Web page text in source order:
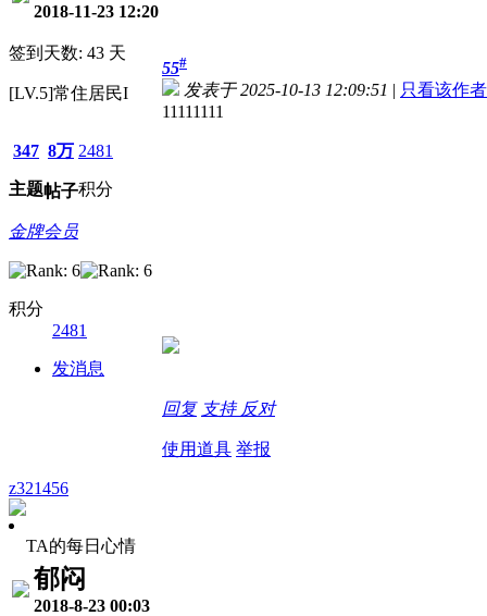
2018-11-23 12:20
签到天数: 43 天
[LV.5]常住居民I
347
主题
8万
帖子
2481
积分
金牌会员
积分
2481
发消息
55#
发表于 2025-10-13 12:09:51 | 只看该作者
11111111
回复 支持 反对
使用道具 举报
z321456
TA的每日心情
郁闷
2018-8-23 00:03